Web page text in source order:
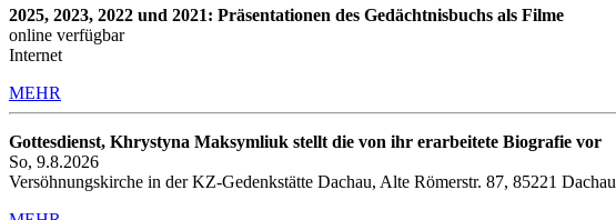
2025, 2023, 2022 und 2021: Präsentationen des Gedächtnisbuchs als Filme
online verfügbar
Internet
MEHR
Gottesdienst, Khrystyna Maksymliuk stellt die von ihr erarbeitete Biografie vor
So, 9.8.2026
Versöhnungskirche in der KZ-Gedenkstätte Dachau, Alte Römerstr. 87, 85221 Dachau